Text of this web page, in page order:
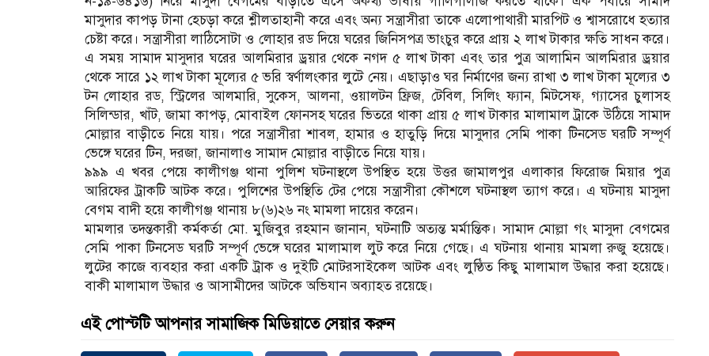
মাসুদার কাপড় টানা হেচড়া করে শ্লীলতাহানী করে এবং অন্য সন্ত্রাসীরা তাকে এলোপাথারী মারপিট ও শ্বাসরোধে হত্যার
চেষ্টা করে। সন্ত্রাসীরা লাঠিসোটা ও লোহার রড দিয়ে ঘরের জিনিসপত্র ভাংচুর করে প্রায় ২ লাখ টাকার ক্ষতি সাধন করে।
এ সময় সামাদ মাসুদার ঘরের আলমিরার ড্রয়ার থেকে নগদ ৫ লাখ টাকা এবং তার পুত্র আলামিন আলমিরার ড্রয়ার
থেকে সারে ১২ লাখ টাকা মূল্যের ৫ ভরি স্বর্ণালংকার লুটে নেয়। এছাড়াও ঘর নির্মাণের জন্য রাখা ৩ লাখ টাকা মূল্যের ৩
টন লোহার রড, স্ট্রিলের আলমারি, সুকেস, আলনা, ওয়ালটন ফ্রিজ, টেবিল, সিলিং ফ্যান, মিটসেফ, গ্যাসের চুলাসহ
সিলিন্ডার, খাঁট, জামা কাপড়, মোবাইল ফোনসহ ঘরের ভিতরে থাকা প্রায় ৫ লাখ টাকার মালামাল ট্রাকে উঠিয়ে সামাদ
মোল্লার বাড়ীতে নিয়ে যায়। পরে সন্ত্রাসীরা শাবল, হামার ও হাতুড়ি দিয়ে মাসুদার সেমি পাকা টিনসেড ঘরটি সম্পূর্ণ
ভেঙ্গে ঘরের টিন, দরজা, জানালাও সামাদ মোল্লার বাড়ীতে নিয়ে যায়।
৯৯৯ এ খবর পেয়ে কালীগঞ্জ থানা পুলিশ ঘটনাস্থলে উপস্থিত হয়ে উত্তর জামালপুর এলাকার ফিরোজ মিয়ার পুত্র
আরিফের ট্রাকটি আটক করে। পুলিশের উপস্থিতি টের পেয়ে সন্ত্রাসীরা কৌশলে ঘটনাস্থল ত্যাগ করে। এ ঘটনায় মাসুদা
বেগম বাদী হয়ে কালীগঞ্জ থানায় ৮(৬)২৬ নং মামলা দায়ের করেন।
মামলার তদন্তকারী কর্মকর্তা মো. মুজিবুর রহমান জানান, ঘটনাটি অত্যন্ত মর্মান্তিক। সামাদ মোল্লা গং মাসুদা বেগমের
সেমি পাকা টিনসেড ঘরটি সম্পূর্ণ ভেঙ্গে ঘরের মালামাল লুট করে নিয়ে গেছে। এ ঘটনায় থানায় মামলা রুজু হয়েছে।
লুটের কাজে ব্যবহার করা একটি ট্রাক ও দুইটি মোটরসাইকেল আটক এবং লুণ্ঠিত কিছু মালামাল উদ্ধার করা হয়েছে।
বাকী মালামাল উদ্ধার ও আসামীদের আটকে অভিযান অব্যাহত রয়েছে।
এই পোস্টটি আপনার সামাজিক মিডিয়াতে সেয়ার করুন